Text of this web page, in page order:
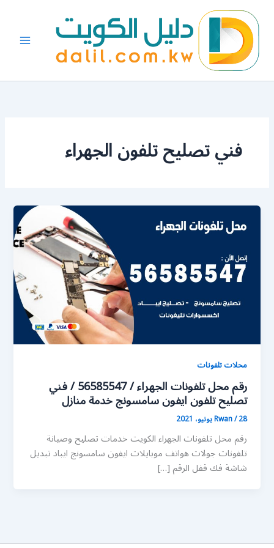
المحتوى
فني تصليح تلفون الجهراء
محلات تلفونات
رقم محل تلفونات الجهراء / 56585547 / فني
تصليح تلفون ايفون سامسونج خدمة منازل
Rwan/28 يونيو، 2021
رقم محل تلفونات الجهراء الكويت خدمات تصليح وصيانة
تلفونات جولات هواتف موبايلات ايفون سامسونج ايباد تبديل
شاشة فك قفل الرقم […]